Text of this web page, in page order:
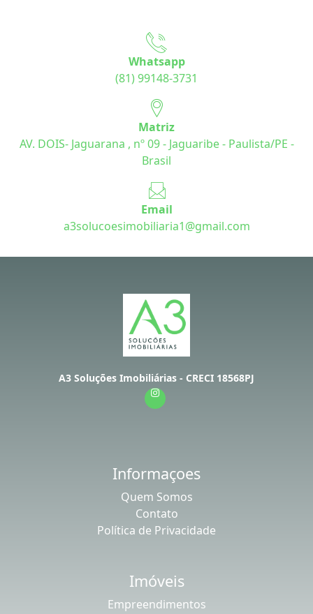
Whatsapp
(81) 99148-3731
Matriz
AV. DOIS- Jaguarana , nº 09 - Jaguaribe - Paulista/PE -
Brasil
Email
a3solucoesimobiliaria1@gmail.com
A3 Soluções Imobiliárias - CRECI 18568PJ
Informaçoes
Quem Somos
Contato
Política de Privacidade
Imóveis
Empreendimentos